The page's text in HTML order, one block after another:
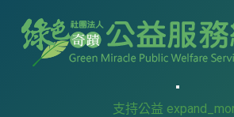
支持公益